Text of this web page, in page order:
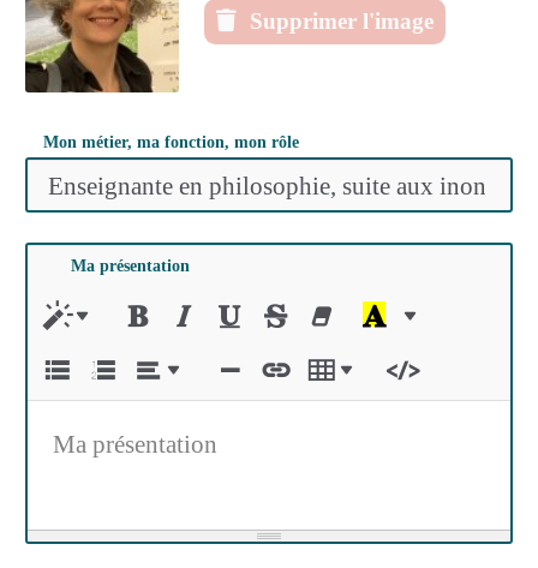
Supprimer l'image
Mon métier, ma fonction, mon rôle
Ma présentation
Ma présentation